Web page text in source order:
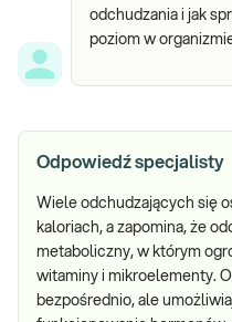
odchudzania i jak
poziom w
Odpowiedź specjalisty
Wiele odchudzających się
kaloriach, a zapomina, że
metaboliczny, w którym
witaminy i mikroelementy.
bezpośrednio, ale